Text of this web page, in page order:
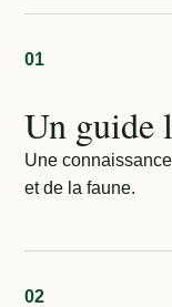
01
Un guide
Une
et de la faune.
02